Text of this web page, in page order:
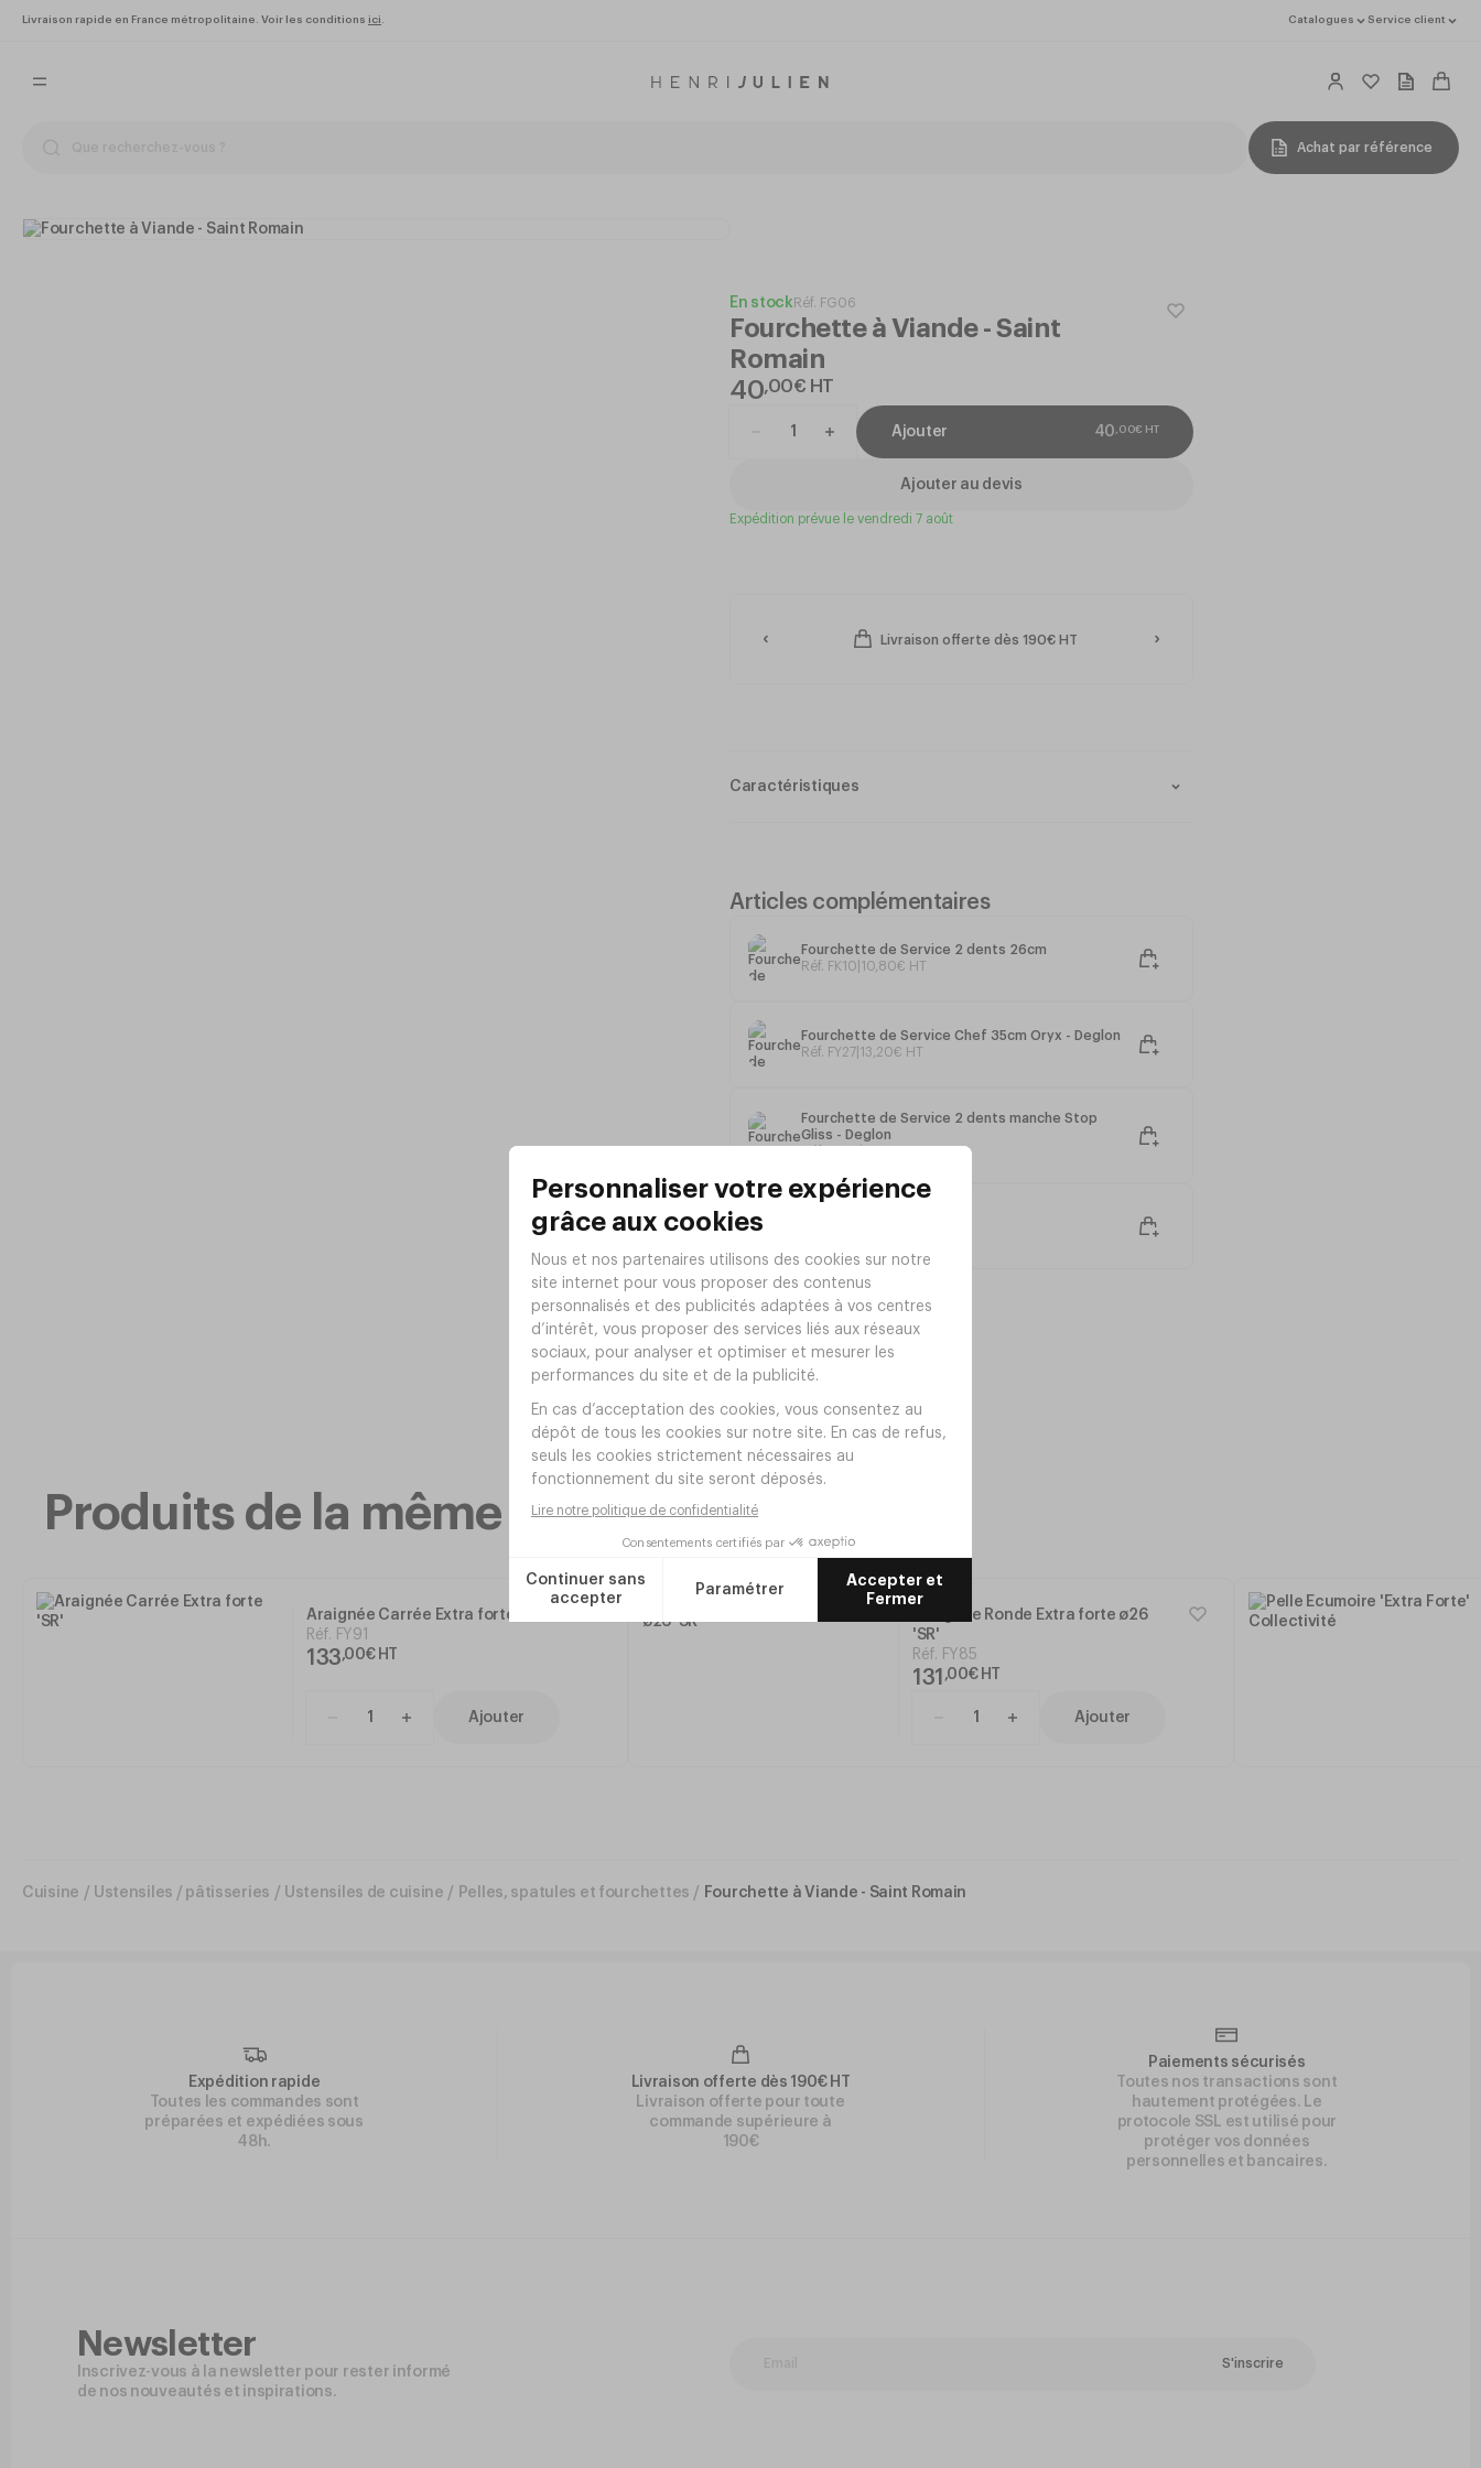
Livraison rapide en France métropolitaine. Voir les conditions ici . Catalogues Service client
Achat par référence
En stock Réf. FG06
Fourchette à Viande - Saint
Romain
40,00€ HT
Ajouter 40 00€ HT
Ajouter au devis
Expédition prévue le vendredi 7 août
Livraison offerte dès 190€ HT
Caractéristiques
Longueur
Articles complémentaires
Fourchette de Service 2 dents 26cm
Réf. FK10 10 80€ HT
Fourchette de Service Chef 35cm Oryx - Deglon
Réf. FY27 13 20€ HT
Fourchette de Service 2 dents manche Stop
Gliss - Deglon
Produits de la même gamme
Araignée Carrée Extra forte 'SR'
Réf. FY91
133,00€ HT
Ajouter
Araignée Ronde Extra forte ø26
'SR'
Réf. FY85
131 ,00€ HT
Ajouter
Cuisine / Ustensiles / pâtisseries / Ustensiles de cuisine / Pelles, spatules et fourchettes / Fourchette à Viande - Saint Romain
Expédition rapide
Toutes les commandes sont
préparées et expédiées sous
48h.
Livraison offerte dès 190€ HT
Livraison offerte pour toute
commande supérieure à
190€
Paiements sécurisés
Toutes nos transactions sont
hautement protégées. Le
protocole SSL est utilisé pour
protéger vos données
personnelles et bancaires.
Newsletter
Inscrivez-vous à la newsletter pour rester informé
de nos nouveautés et inspirations.
S'inscrire